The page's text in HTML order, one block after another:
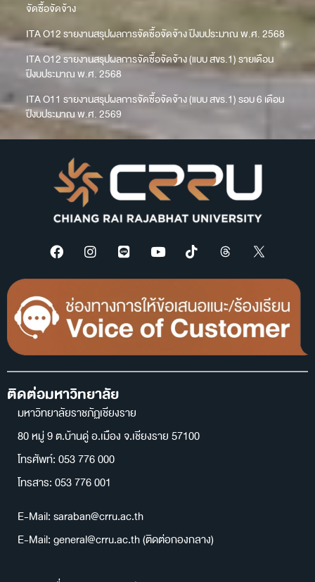
จัดซื้อจัดจ้าง
ITA O12 รายงานสรุปผลการจัดซื้อจัดจ้าง ปีงบประมาณ พ.ศ. 2568
ITA O12 รายงานสรุปผลการจัดซื้อจัดจ้าง (แบบ สขร.1) รายเดือน
ปีงบประมาณ พ.ศ. 2568
ITA O11 รายงานสรุปผลการจัดซื้อจัดจ้าง (แบบ สขร.1) รอบ 6 เดือน
ปีงบประมาณ พ.ศ. 2569
ติดต่อมหาวิทยาลัย
มหาวิทยาลัยราชภัฏเชียงราย
80 หมู่ 9 ต.บ้านดู่ อ.เมือง จ.เชียงราย 57100
โทรศัพท์: 053 776 000
โทรสาร: 053 776 001
E-Mail: saraban@crru.ac.th
E-Mail: general@crru.ac.th (ติดต่อกองกลาง)